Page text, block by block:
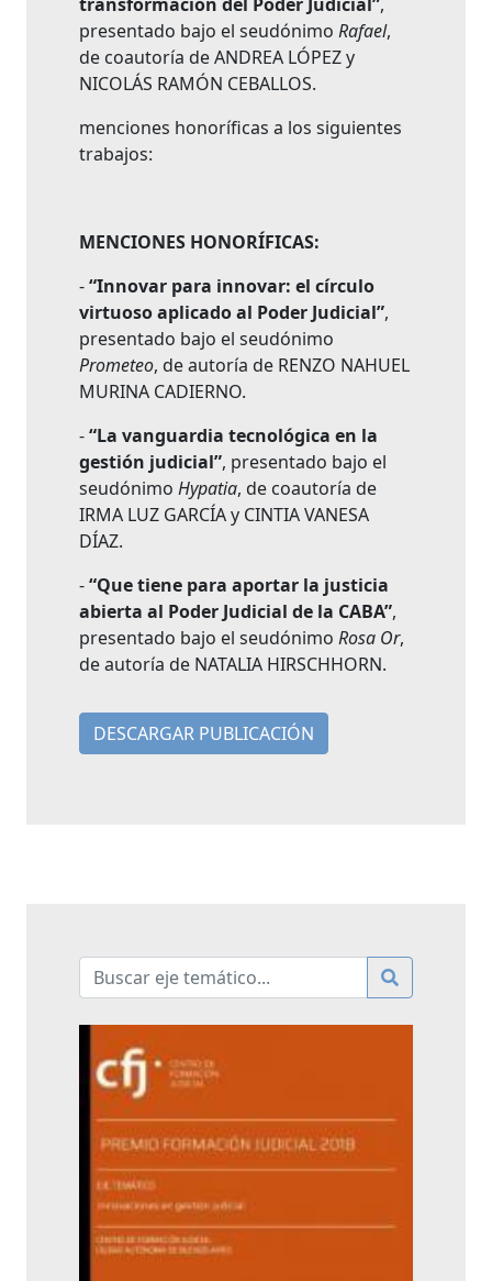
presentado bajo el seudónimo Rafael,
de coautoría de ANDREA LÓPEZ y
NICOLÁS RAMÓN CEBALLOS.
menciones honoríficas a los siguientes
trabajos:
MENCIONES HONORÍFICAS:
-“Innovar para innovar: el círculo
virtuoso aplicado al Poder Judicial”,
presentado bajo el seudónimo
Prometeo, de autoría de RENZO NAHUEL
MURINA CADIERNO.
-“La vanguardia tecnológica en la
gestión judicial”, presentado bajo el
seudónimo Hypatia, de coautoría de
IRMA LUZ GARCÍA y CINTIA VANESA
DÍAZ.
-“Que tiene para aportar la justicia
abierta al Poder Judicial de la CABA”,
presentado bajo el seudónimo Rosa Or,
de autoría de NATALIA HIRSCHHORN.
DESCARGAR PUBLICACIÓN